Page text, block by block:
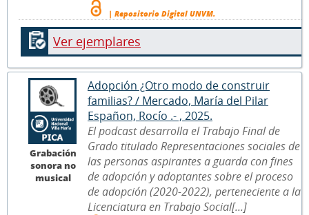
| Repositorio Digital UNVM.
Ver ejemplares
Grabación
sonora no
musical
Adopción ¿Otro modo de construir
familias? / Mercado, María del Pilar
Españon, Rocío .- , 2025.
El podcast desarrolla el Trabajo Final de
Grado titulado Representaciones sociales de
las personas aspirantes a guarda con fines
de adopción y adoptantes sobre el proceso
de adopción (2020-2022), perteneciente a la
Licenciatura en Trabajo Social[...]